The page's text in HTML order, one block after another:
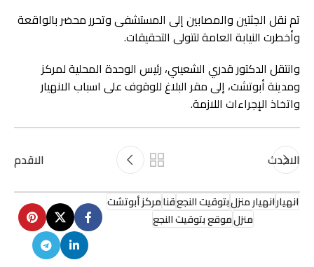
تم نقل الجثتين والمصابين إلى المستشفى وتحرر محضر بالواقعة
وأخطرت النيابة العامة لتتولى التحقيقات.
وانتقل الدكتور قدري الشعيني، رئيس الوحدة المحلية لمركز
ومدينة أبوتشت، إلى مقر البلاغ للوقوف على اسباب الانهيار
واتخاذ الإجراءات اللازمة.
الاحدث الاقدم
انهيارانهيار منزلبتوقيت النجعقنامركز أبوتشت
منزلموقع بتوقيت النجع